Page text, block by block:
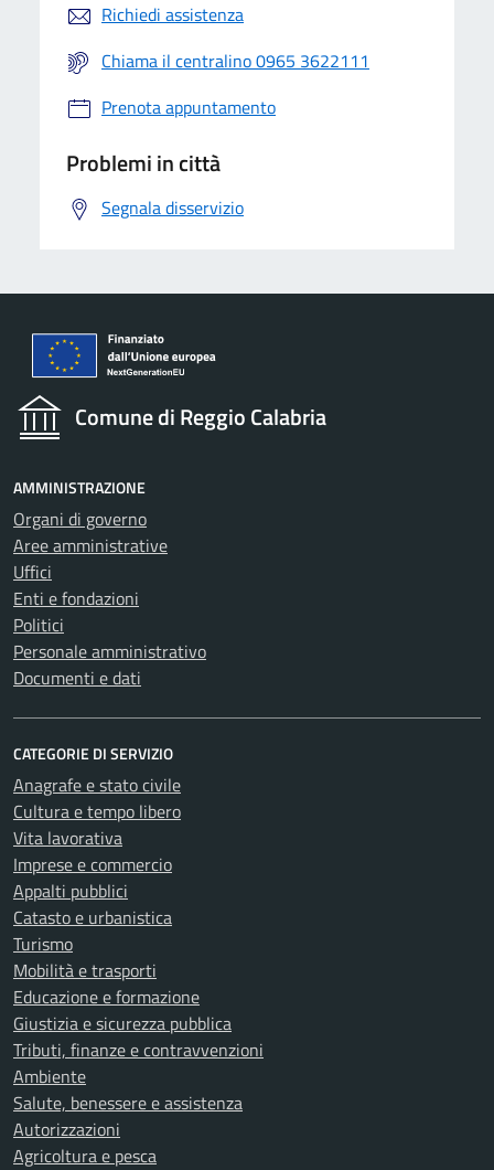
Richiedi assistenza
Chiama il centralino 0965 3622111
Prenota appuntamento
Problemi in città
Segnala disservizio
Comune di Reggio Calabria
AMMINISTRAZIONE
Organi di governo
Aree amministrative
Uffici
Enti e fondazioni
Politici
Personale amministrativo
Documenti e dati
CATEGORIE DI SERVIZIO
Anagrafe e stato civile
Cultura e tempo libero
Vita lavorativa
Imprese e commercio
Appalti pubblici
Catasto e urbanistica
Turismo
Mobilità e trasporti
Educazione e formazione
Giustizia e sicurezza pubblica
Tributi, finanze e contravvenzioni
Ambiente
Salute, benessere e assistenza
Autorizzazioni
Agricoltura e pesca